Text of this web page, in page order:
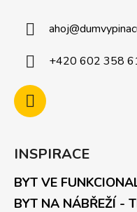
ahoj@
+420 602 358
INSPIRACE
BYT VE
BYT NA NÁBŘEŽÍ -